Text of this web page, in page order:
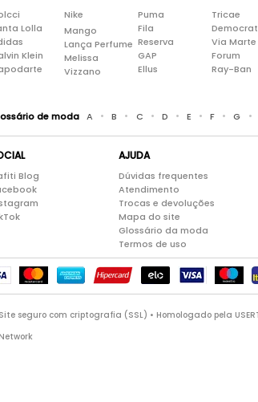
Lolla
Klein
Nike
Mango
Lança Perfume
Melissa
Vizzano
Puma
Fila
Reserva
GAP
Ellus
Tricae
Via Marte
Forum
Ray-Ban
de moda A • B • C • D • E • F • G •
Blog
AJUDA
Dúvidas frequentes
Atendimento
Trocas e devoluções
Mapa do site
Glossário da moda
Termos de uso
Site seguro com criptografia (SSL) • Homologado pela
Network